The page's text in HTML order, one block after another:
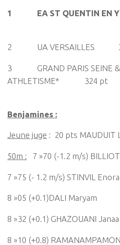
1 EA ST QUENTIN EN
2 UA VERSAILLES
3 GRAND PARIS SEINE &
ATHLETISME* 324 pt
Benjamines :
Jeune juge : 20 pts MAUDUIT
50m : 7 »70 (-1.2 m/s)
7 »75 (- 1.2 m/s) STINVIL Enora
8 »05 (+0.1)DALI Maryam
8 »32 (+0.1) GHAZOUANI Janaa
8 »10 (+0.8)